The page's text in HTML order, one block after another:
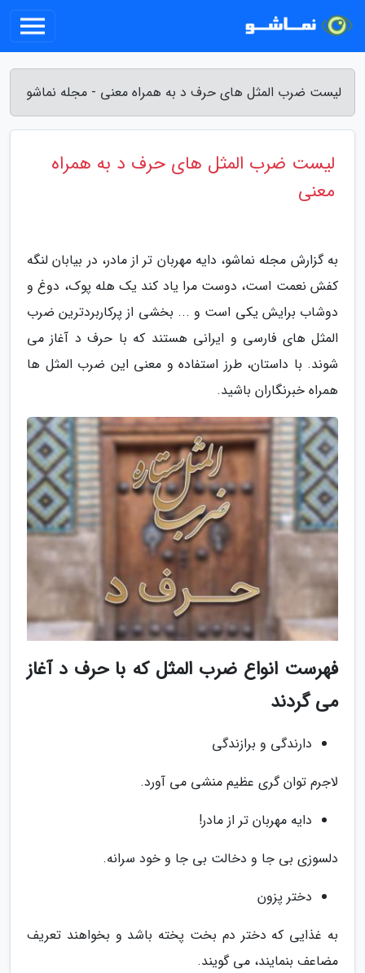
لیست ضرب المثل های حرف د به همراه معنی - مجله نماشو
لیست ضرب المثل های حرف د به همراه
معنی
به گزارش مجله نماشو، دایه مهربان تر از مادر، در بیابان لنگه
کفش نعمت است، دوست مرا یاد کند یک هله پوک، دوغ و
دوشاب برایش یکی است و ... بخشی از پرکاربردترین ضرب
المثل های فارسی و ایرانی هستند که با حرف د آغاز می
شوند. با داستان، طرز استفاده و معنی این ضرب المثل ها
همراه خبرنگاران باشید.
فهرست انواع ضرب المثل که با حرف د آغاز
می گردند
دارندگی و برازندگی
لاجرم توان گری عظیم منشی می آورد.
دایه مهربان تر از مادر!
دلسوزی بی جا و دخالت بی جا و خود سرانه.
دختر پزون
به غذایی که دختر دم بخت پخته باشد و بخواهند تعریف
مضاعف بنمایند، می گویند.